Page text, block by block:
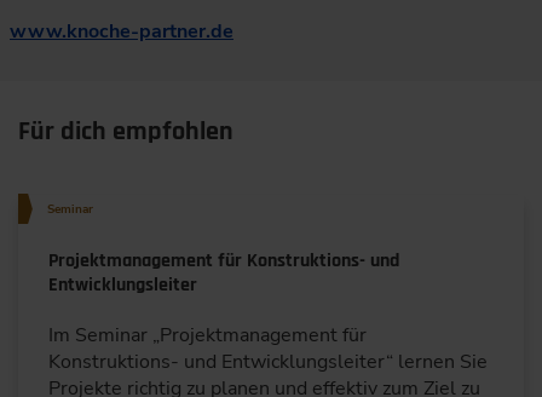
www.knoche-partner.de
Für dich empfohlen
Seminar
Projektmanagement für Konstruktions- und
Entwicklungsleiter
Im Seminar „Projektmanagement für
Konstruktions- und Entwicklungsleiter“ lernen Sie
Projekte richtig zu planen und effektiv zum Ziel zu